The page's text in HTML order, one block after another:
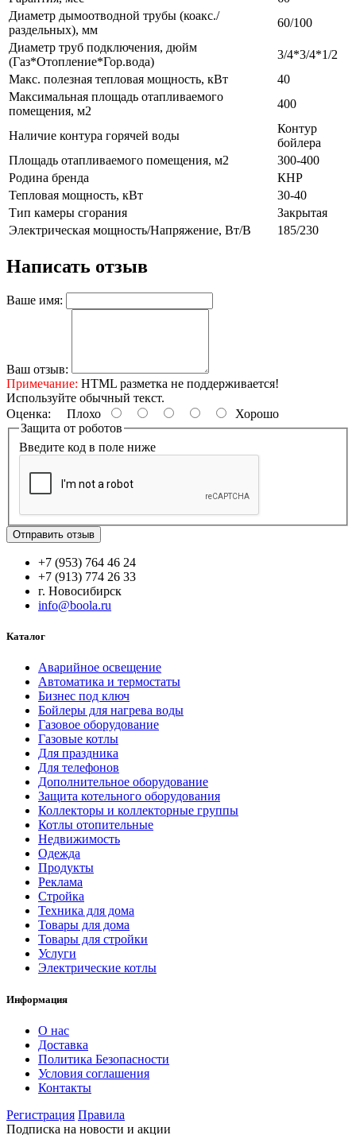
Диаметр дымоотводной трубы (коакс./
раздельных), мм
60/100
Диаметр труб подключения, дюйм
(Газ*Отопление*Гор.вода)
3/4*3/4*1/2
Макс. полезная тепловая мощность, кВт
40
Максимальная площадь отапливаемого
помещения, м2
400
Наличие контура горячей воды
Контур
бойлера
Площадь отапливаемого помещения, м2
300-400
Родина бренда
КНР
Тепловая мощность, кВт
30-40
Тип камеры сгорания
Закрытая
Электрическая мощность/Напряжение, Вт/В
185/230
Написать отзыв
Ваше имя:
Ваш отзыв:
Примечание: HTML разметка не поддерживается!
Используйте обычный текст.
Оценка: Плохо
Хорошо
Защита от роботов
Введите код в поле ниже
Отправить отзыв
+7 (953) 764 46 24
+7 (913) 774 26 33
г. Новосибирск
info@boola.ru
Каталог
Аварийное освещение
Автоматика и термостаты
Бизнес под ключ
Бойлеры для нагрева воды
Газовое оборудование
Газовые котлы
Для праздника
Для телефонов
Дополнительное оборудование
Защита котельного оборудования
Коллекторы и коллекторные группы
Котлы отопительные
Недвижимость
Одежда
Продукты
Реклама
Стройка
Техника для дома
Товары для дома
Товары для стройки
Услуги
Электрические котлы
Информация
О нас
Доставка
Политика Безопасности
Условия соглашения
Контакты
Регистрация Правила
Подписка на новости и акции